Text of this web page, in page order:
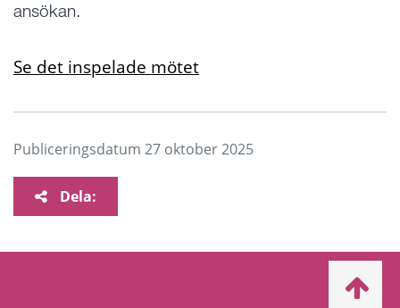
ansökan.
Se det inspelade mötet
Publiceringsdatum 27 oktober 2025
Dela:
mig